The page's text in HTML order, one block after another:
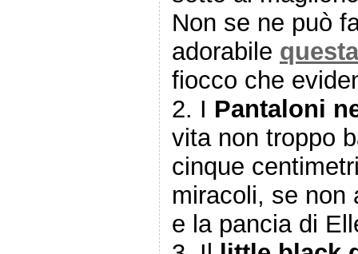
Non se ne può
adorabile
fiocco che
2. I Pantaloni
vita non troppo
cinque
miracoli, se non
e la pancia di